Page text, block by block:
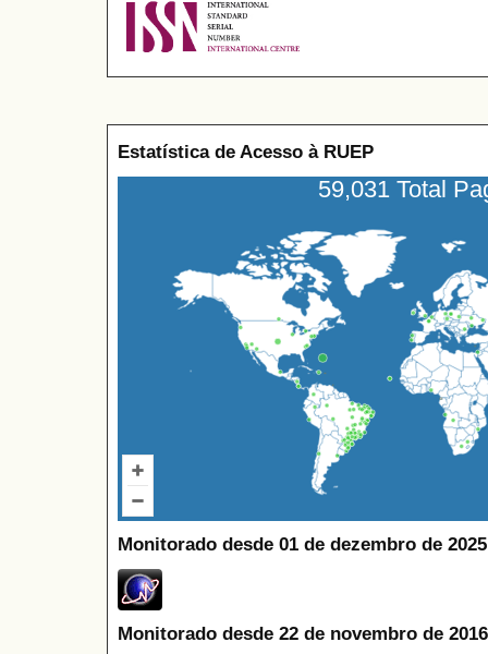
Estatística de Acesso à RUEP
59,031 Total
Monitorado desde 01 de dezembro de
Monitorado desde 22 de novembro de